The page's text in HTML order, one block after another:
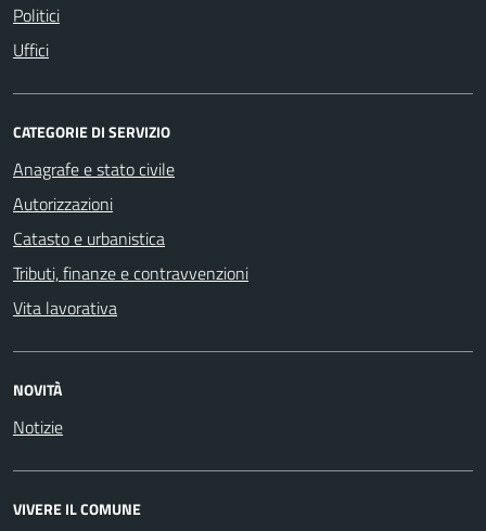
Politici
Uffici
CATEGORIE DI SERVIZIO
Anagrafe e stato civile
Autorizzazioni
Catasto e urbanistica
Tributi, finanze e contravvenzioni
Vita lavorativa
NOVITÀ
Notizie
VIVERE IL COMUNE